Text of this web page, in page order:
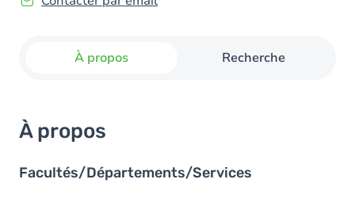
À propos Recherche
À propos
Facultés/Départements/Services